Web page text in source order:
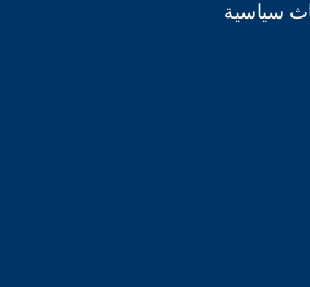
سياسية